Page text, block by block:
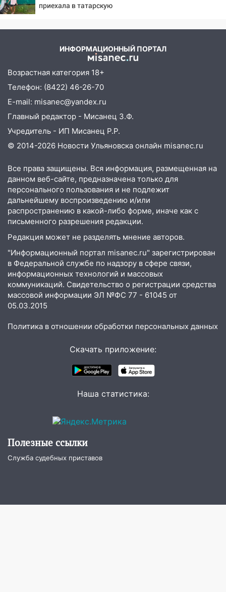
14:26
В Ульяновске ограничат движение
по улице Ефремова
передумать увольняться, если им
повысят зарплату
14:01 Инсценировали ДТП и получили
более 4,6 миллиона рублей: перед
судом предстанет банда
автоподставщиков
13:36 В Инзе произошел крупный пожар
13:00 В суде защитили репутацию
обвиняли в жестоком обращении с
животными
12:28 Миллион на «льготниках»: в
Ульяновской области перевозчик
провернул хитрую схему с чужими
проездными
12:10 Ульяновский алиментщик накопил
120 тысяч долга
11:49 Снят режим «Ракетная
опасность» на территории Ульяновской
области
11:30
Кабмин РФ разрешил до 1 июля
2027 года импорт, выпуск и обращение
бензина Евро 2, Евро 3, Евро 4
Соцсети: на Рябикова автомобиль
врезался в забор
Где есть бензин в Ульяновске
Внимание! В Ульяновской области
10:00
В Старомайнском районе утонул
51-летний мужчина
приехала в татарскую
ИНФОРМАЦИОННЫЙ ПОРТАЛ
Возрастная категория 18+
Телефон: (8422) 46-26-70
E-mail: misanec@yandex.ru
Главный редактор - Мисанец З.Ф.
Учредитель - ИП Мисанец Р.Р.
© 2014-2026 Новости Ульяновска онлайн misanec.ru
Все права защищены. Вся информация, размещенная на
данном веб-сайте, предназначена только для
персонального пользования и не подлежит
дальнейшему воспроизведению и/или
распространению в какой-либо форме, иначе как с
письменного разрешения редакции.
Редакция может не разделять мнение авторов.
"Информационный портал misanec.ru" зарегистрирован
в Федеральной службе по надзору в сфере связи,
информационных технологий и массовых
коммуникаций. Свидетельство о регистрации средства
массовой информации ЭЛ №ФС 77 - 61045 от
05.03.2015
Политика в отношении обработки персональных данных
Скачать приложение:
Наша статистика:
Полезные ссылки
Служба судебных приставов